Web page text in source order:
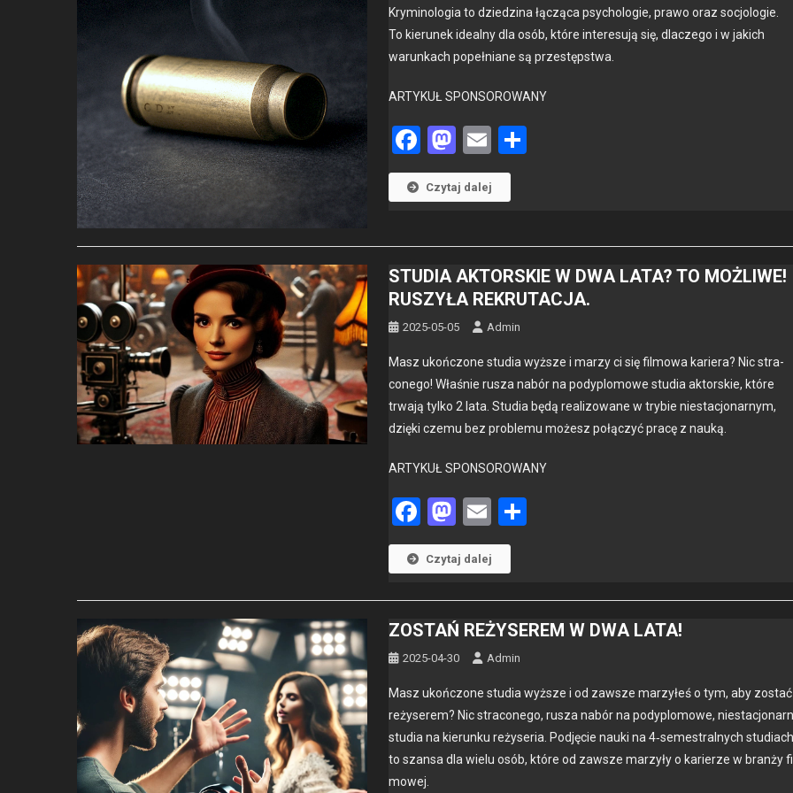
JAK
SHERLOCK
Krymi­nolo­gia to dziedz­i­na łączą­ca psy­cholo­gie, pra­wo oraz socjolo­gie.
To kierunek ide­al­ny dla osób, które intere­su­ją się, dlaczego i w jakich
warunk­ach popeł­ni­ane są przestępst­wa.
ARTYKUŁ SPONSOROWANY
Facebook
Mastodon
Email
Czytaj dalej
STUDIA AKTORSKIE W DWA LATA? TO MOŻLIWE!
RUSZYŁA REKRUTACJA.
2025-05-05 Admin
Masz ukońc­zone stu­dia wyższe i marzy ci się fil­mowa kari­era? Nic stra­
conego! Właśnie rusza nabór na pody­plo­mowe stu­dia aktorskie, które
trwa­ją tylko 2 lata. Stu­dia będą real­i­zowane w try­bie nies­tacjonarnym,
dzię­ki czemu bez prob­le­mu możesz połączyć pracę z nauką.
ARTYKUŁ SPONSOROWANY
Facebook
Mastodon
Email
Czytaj dalej
ZOSTAŃ REŻYSEREM W DWA LATA!
2025-04-30 Admin
Masz ukońc­zone stu­dia wyższe i od zawsze marzyłeś o tym, aby zostać
reży­serem? Nic stra­conego, rusza nabór na pody­plo­mowe,
stu­dia na kierunku reży­se­ria. Pod­ję­cie nau­ki na 4‑semestralnych stu­di­ach
to szansa dla wielu osób, które od zawsze marzyły o kari­erze w branży
mowej.